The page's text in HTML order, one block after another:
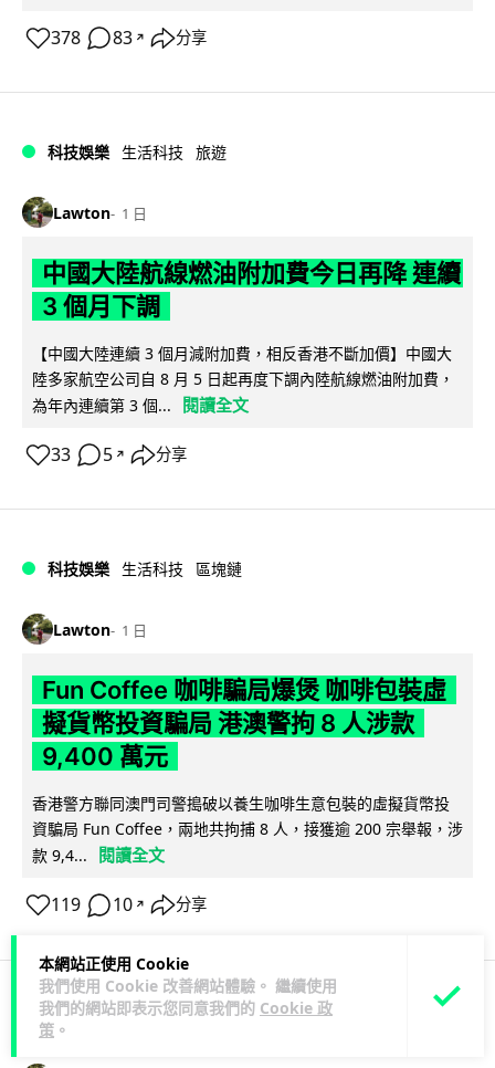
本網站正使用 Cookie
我們使用 Cookie 改善網站體驗。 繼續使用
我們的網站即表示您同意我們的 Cookie 政
策 。
378 83 ↗ 分享
科技娛樂 生活科技 旅遊
Lawton 1 日
中國大陸航線燃油附加費今日再降 連續
3 個月下調
【中國大陸連續 3 個月減附加費，相反香港不斷加價】中國大
陸多家航空公司自 8 月 5 日起再度下調內陸航線燃油附加費，
為年內連續第 3 個...
閱讀全文
33 5 ↗ 分享
科技娛樂 生活科技 區塊鏈
Lawton 1 日
Fun Coffee 咖啡騙局爆煲 咖啡包裝虛
擬貨幣投資騙局 港澳警拘 8 人涉款
9,400 萬元
香港警方聯同澳門司警搗破以養生咖啡生意包裝的虛擬貨幣投
資騙局 Fun Coffee，兩地共拘捕 8 人，接獲逾 200 宗舉報，涉
款 9,4...
閱讀全文
119 10 ↗ 分享
科技娛樂 生活科技 智慧城市